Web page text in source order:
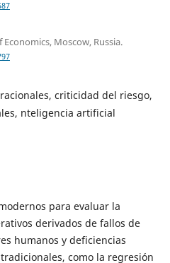
Moscow, Russia.
criticidad del riesgo,
nteligencia artificial
para evaluar la
derivados de fallos de
humanos y deficiencias
como la regresión